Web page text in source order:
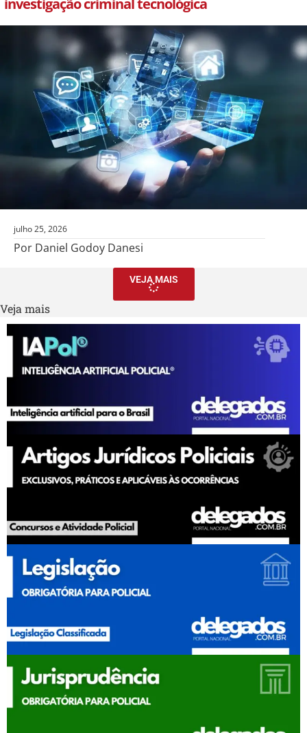
julho 25, 2026
Por Daniel Godoy Danesi
VEJA MAIS
Veja mais